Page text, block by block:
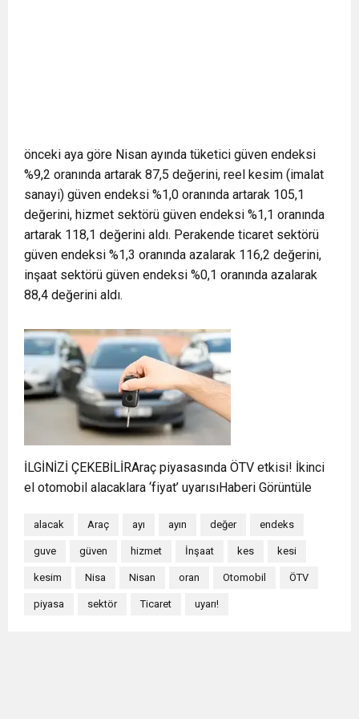
önceki aya göre Nisan ayında tüketici güven endeksi
%9,2 oranında artarak 87,5 değerini, reel kesim (imalat
sanayi) güven endeksi %1,0 oranında artarak 105,1
değerini, hizmet sektörü güven endeksi %1,1 oranında
artarak 118,1 değerini aldı. Perakende ticaret sektörü
güven endeksi %1,3 oranında azalarak 116,2 değerini,
inşaat sektörü güven endeksi %0,1 oranında azalarak
88,4 değerini aldı.
İLGİNİZİ ÇEKEBİLİRAraç piyasasında ÖTV etkisi! İkinci
el otomobil alacaklara ‘fiyat’ uyarısıHaberi Görüntüle
alacak Araç ayı ayın değer endeks
guve güven hizmet İnşaat kes kesi
kesim Nisa Nisan oran Otomobil ÖTV
piyasa sektör Ticaret uyarı!